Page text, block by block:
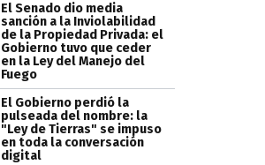
El Senado dio media
sanción a la Inviolabilidad
de la Propiedad Privada: el
Gobierno tuvo que ceder
en la Ley del Manejo del
Fuego
El Gobierno perdió la
pulseada del nombre: la
"Ley de Tierras" se impuso
en toda la conversación
digital